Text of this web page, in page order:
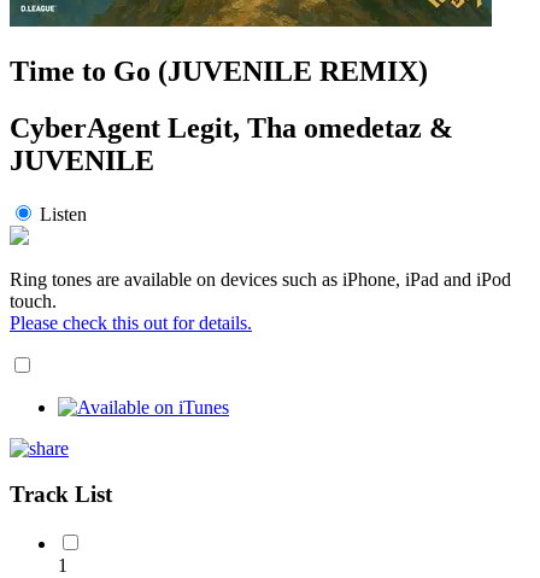
Time to Go (JUVENILE REMIX)
CyberAgent Legit, Tha omedetaz &
JUVENILE
Listen
Ring tones are available on devices such as iPhone, iPad and iPod
touch.
Please check this out for details.
Track List
1